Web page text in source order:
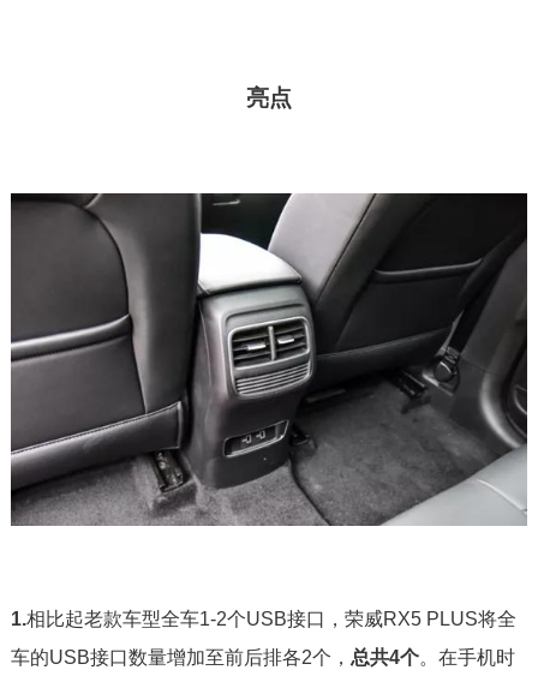
亮点
1.相比起老款车型全车1-2个USB接口，荣威RX5 PLUS将全
车的USB接口数量增加至前后排各2个， 总共4个。在手机时